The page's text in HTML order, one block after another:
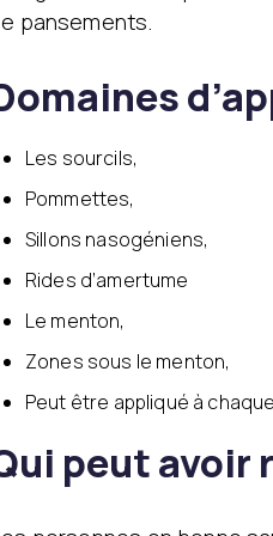
pansements.
Les sourcils,
Pommettes,
Sillons nasogéniens,
Rides d’amertume
Le menton,
Zones sous le menton,
Peut être appliqué à
peut avoir